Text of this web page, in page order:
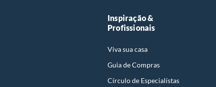
Inspiração &
Profissionais
Viva sua casa
Guia de Compras
Círculo de Especialístas